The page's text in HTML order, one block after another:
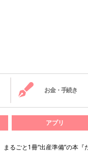
お金・手続き
アプリ
まるごと1冊“出産準備”の本